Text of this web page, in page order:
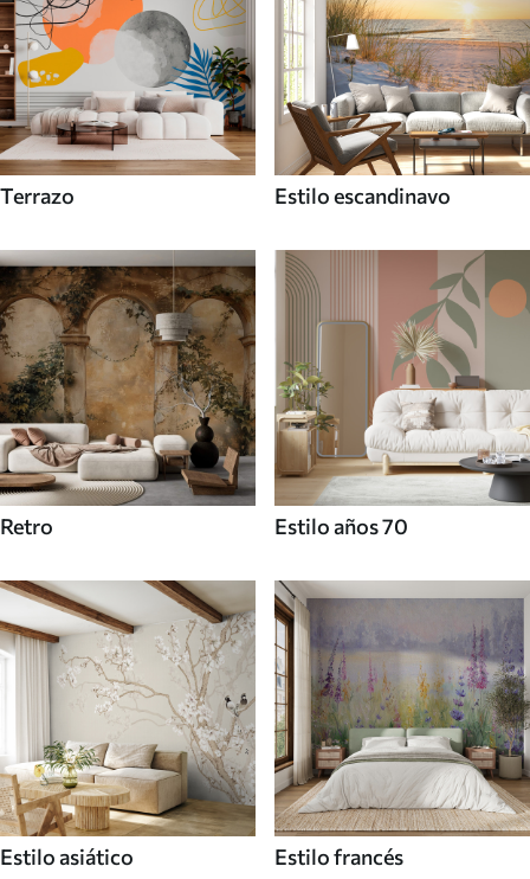
Terrazo Estilo escandinavo
Retro Estilo años 70
Estilo asiático Estilo francés